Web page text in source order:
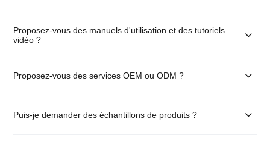
Proposez-vous des manuels d'utilisation et des tutoriels
vidéo ?
Proposez-vous des services OEM ou ODM ?
Puis-je demander des échantillons de produits ?